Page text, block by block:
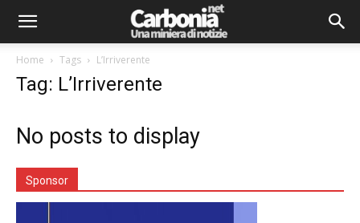
Home Tags L’Irriverente
Tag: L’Irriverente
No posts to display
Sponsor